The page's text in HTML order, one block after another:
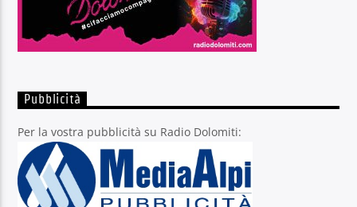
Pubblicità
Per la vostra pubblicità su Radio Dolomiti: